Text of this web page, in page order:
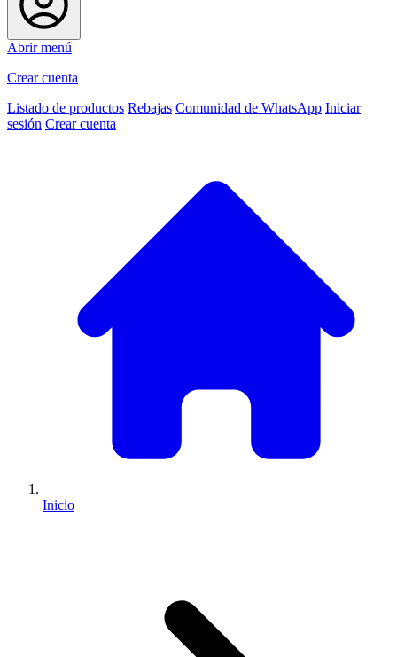
Abrir menú
Crear cuenta
Listado de productos Rebajas Comunidad de WhatsApp Iniciar
sesión Crear cuenta
Inicio